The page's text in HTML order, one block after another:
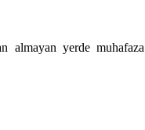
almayan yerde muhafaza